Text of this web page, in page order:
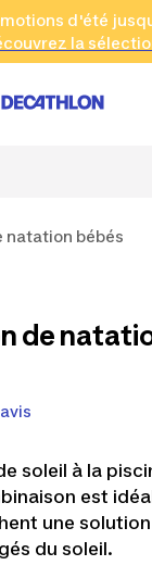
Aller au contenu
d'été
la
Cliquez ici
2 h!
natation bébés
de
soleil à la
est
une
du soleil.